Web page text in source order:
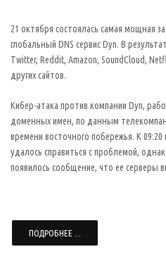
21 октября состоялась самая мощная
глобальный DNS сервис Dyn. В
Twitter, Reddit, Amazon, SoundCloud,
других сайтов.
Кибер-атака против компании Dyn,
доменных имен, по данным
времени восточного побережья. К
удалось справиться с проблемой,
появилось сообщение, что ее серверы
ПОДРОБНЕЕ ...